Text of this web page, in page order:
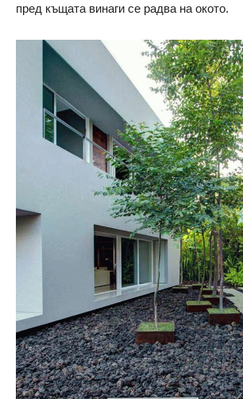
пред къщата винаги се радва на окото.